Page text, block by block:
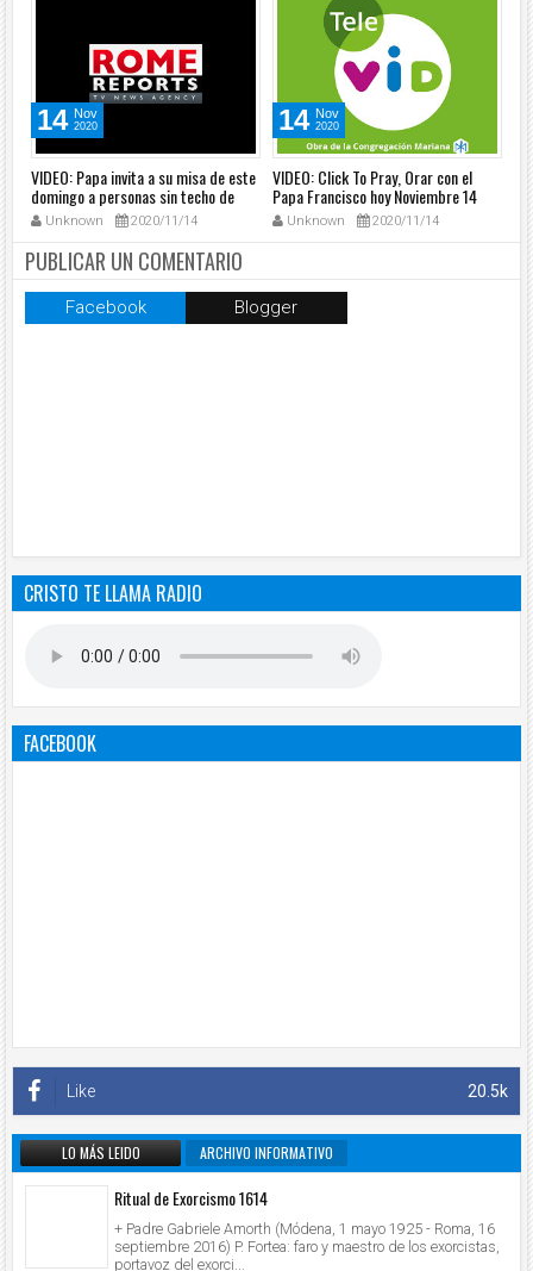
14 Nov
2020
VIDEO: Papa invita a su misa de este
domingo a personas sin techo de
RomaUnknown 2020/11/14
14 Nov
2020
VIDEO: Click To Pray, Orar con el
Papa Francisco hoy Noviembre 14
2020 - Tele VID
Unknown 2020/11/14
PUBLICAR UN COMENTARIO
Facebook Blogger
CRISTO TE LLAMA RADIO
FACEBOOK
20.5k
Like
LO MÁS LEIDO ARCHIVO INFORMATIVO
Ritual de Exorcismo 1614
+ Padre Gabriele Amorth (Módena, 1 mayo 1925 - Roma, 16
septiembre 2016) P. Fortea: faro y maestro de los exorcistas,
portavoz del exorci...